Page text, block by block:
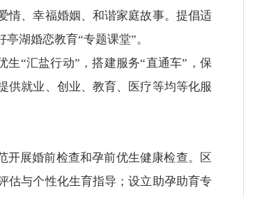
情、幸福婚姻、和谐家庭故事。提倡适
湖婚恋教育“专题课堂”。
生“汇盐行动”，搭建服务“直通车”，保
供就业、创业、教育、医疗等均等化服
开展婚前检查和孕前优生健康检查。区
估与个性化生育指导；设立助孕助育专